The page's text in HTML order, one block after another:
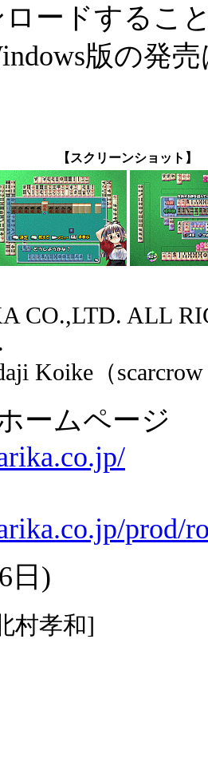
ードするこ
版の発
【スクリーンショット】
CO.,LTD. ALL
Koike（
ームページ
prod/
日)
村孝和]